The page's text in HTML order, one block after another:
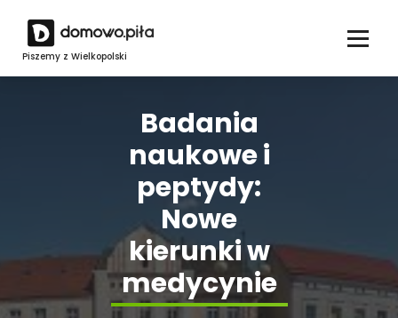
content
Piszemy z Wielkopolski
Badania
naukowe i
peptydy:
Nowe
kierunki w
medycynie